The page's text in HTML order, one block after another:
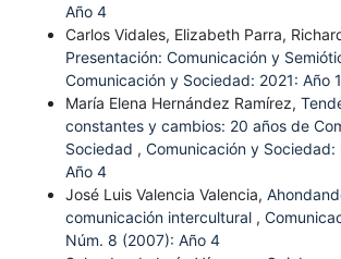
Año 4
Carlos Vidales, Elizabeth Parra,
Presentación: Comunicación y
Comunicación y Sociedad: 2021: Año
María Elena Hernández Ramírez,
constantes y cambios: 20 años de
Sociedad , Comunicación y
Año 4
José Luis Valencia Valencia,
comunicación intercultural ,
Núm. 8 (2007): Año 4